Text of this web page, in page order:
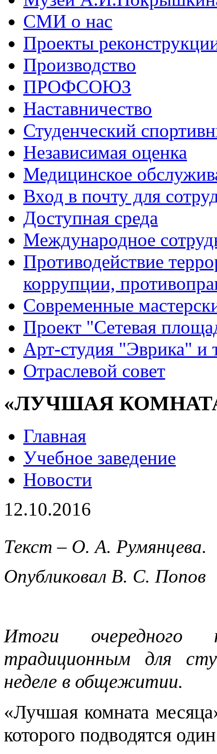
СМИ о нас
Проекты
Производство
ПРОФСОЮЗ
Наставничество
Студенческий
Независимая оценка
Медицинское
Вход в почту для
Доступная среда
Международное
Противодействие
коррупции,
Современные
Проект "Сетевая
Арт-студия "Эврика" и
Отраслевой совет
«ЛУЧШАЯ
Главная
Учебное заведение
Новости
12.10.2016
Текст – О. А. Румянцева.
Опубликовал В. С. Попов
Итоги очередного
традиционным для
неделе в общежитии.
«Лучшая комната
которого подводятся